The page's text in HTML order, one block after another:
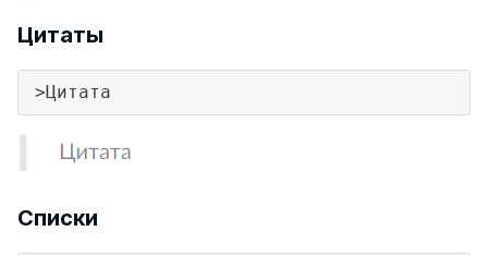
Цитаты
>Цитата
Списки